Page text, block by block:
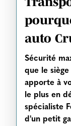
auto
Sécurité
que le
apporte à
le plus en
spécialiste
d'un petit